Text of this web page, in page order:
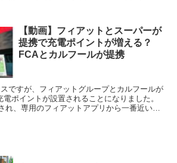
【動画】フィアットとスーパーが
提携で充電ポイントが増える？
FCAとカルフールが提携
ですが、フィアットグループとカルフールが
ポイントが設置されることになりました。
れ、専用のフィアットアプリから一番近い充